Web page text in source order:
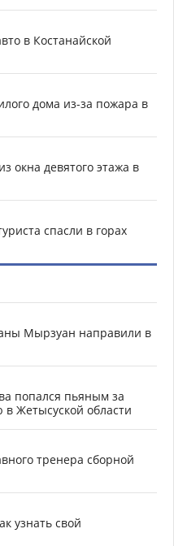
в Костанайской
дома из-за пожара в
окна девятого этажа в
спасли в горах
Мырзуан направили в
попался пьяным за
Жетысуской области
тренера сборной
узнать свой